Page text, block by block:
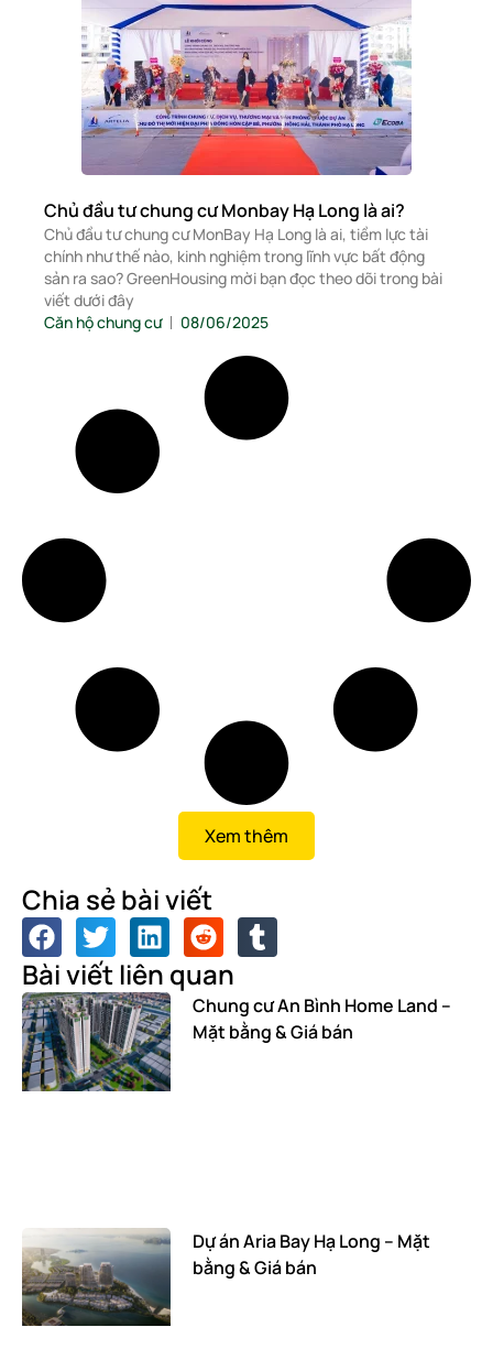
Chủ đầu tư chung cư Monbay Hạ Long là ai?
Chủ đầu tư chung cư MonBay Hạ Long là ai, tiềm lực tài
chính như thế nào, kinh nghiệm trong lĩnh vực bất động
sản ra sao? GreenHousing mời bạn đọc theo dõi trong bài
viết dưới đây
Căn hộ chung cư
08/06/2025
Xem thêm
Chia sẻ bài viết
Bài viết liên quan
Chung cư An Bình Home Land –
Mặt bằng & Giá bán
Dự án Aria Bay Hạ Long – Mặt
bằng & Giá bán